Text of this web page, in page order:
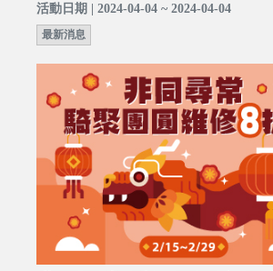
活動日期 | 2024-04-04 ~ 2024-04-04
最新消息